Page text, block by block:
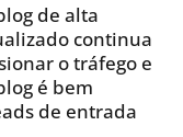
de alta
continua
o tráfego e
é bem
de entrada